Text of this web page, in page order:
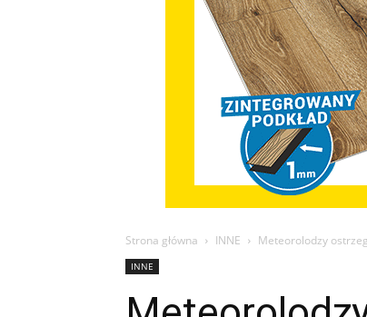
Strona główna INNE Meteorolodzy
INNE